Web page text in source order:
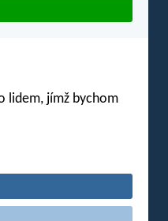
lidem, jímž bychom